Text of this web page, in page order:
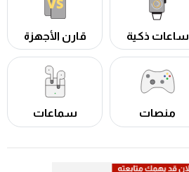
ساعات ذكية قارن الأجهزة
منصات سماعات